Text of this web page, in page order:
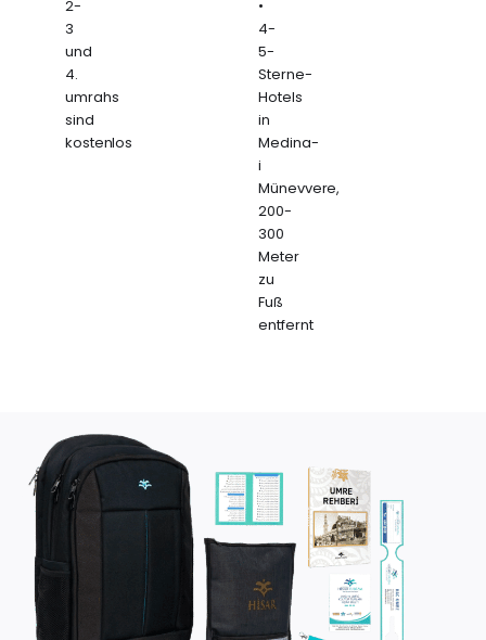
2-
3
und
4.
umrahs
sind
kostenlos
•
4-
5-
Sterne-
Hotels
in
Medina-
i
Münevvere,
200-
300
Meter
zu
Fuß
entfernt